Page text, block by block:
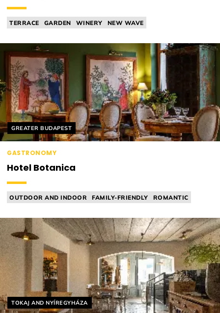
TERRACE GARDEN WINERY
NEW WAVE
Helyszín címkék:
GREATER BUDAPEST
GASTRONOMY
Hotel Botanica
OUTDOOR AND INDOOR FAMILY-FRIENDLY
ROMANTIC
Helyszín címkék:
TOKAJ AND NYÍREGYHÁZA